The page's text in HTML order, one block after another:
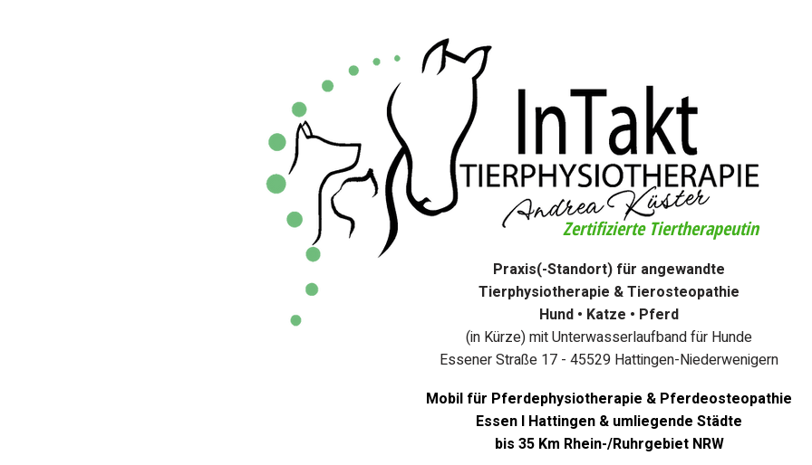
Praxis(-Standort) für angewandte
Tierphysiotherapie & Tierosteopathie
Hund • Katze • Pferd
(in Kürze) mit Unterwasserlaufband für Hunde
Essener Straße 17 - 45529 Hattingen-Niederwenigern
Mobil für Pferdephysiotherapie & Pferdeosteopathie
Essen I Hattingen & umliegende Städte
bis 35 Km Rhein-/Ruhrgebiet NRW
Zertifizierte Tiertherapeutin